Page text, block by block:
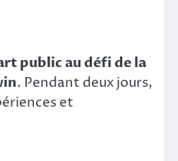
public au défi de la
. Pendant deux jours,
et